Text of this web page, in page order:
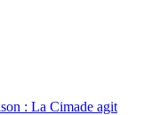
: La Cimade agit